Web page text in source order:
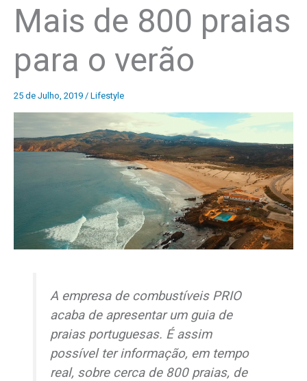
Mais de 800 praias
para o verão
25 de Julho, 2019 / Lifestyle
A empresa de combustíveis PRIO
acaba de apresentar um guia de
praias portuguesas. É assim
possível ter informação, em tempo
real, sobre cerca de 800 praias, de